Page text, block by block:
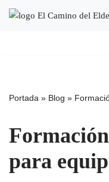
Portada » Blog »
para